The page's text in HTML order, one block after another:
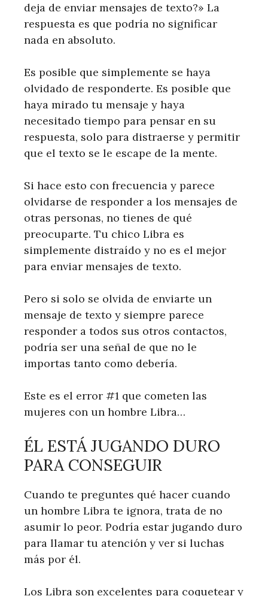
deja de enviar mensajes de texto?» La
respuesta es que podría no significar
nada en absoluto.
Es posible que simplemente se haya
olvidado de responderte. Es posible que
haya mirado tu mensaje y haya
necesitado tiempo para pensar en su
respuesta, solo para distraerse y permitir
que el texto se le escape de la mente.
Si hace esto con frecuencia y parece
olvidarse de responder a los mensajes de
otras personas, no tienes de qué
preocuparte. Tu chico Libra es
simplemente distraído y no es el mejor
para enviar mensajes de texto.
Pero si solo se olvida de enviarte un
mensaje de texto y siempre parece
responder a todos sus otros contactos,
podría ser una señal de que no le
importas tanto como debería.
Este es el error #1 que cometen las
mujeres con un hombre Libra…
ÉL ESTÁ JUGANDO DURO
PARA CONSEGUIR
Cuando te preguntes qué hacer cuando
un hombre Libra te ignora, trata de no
asumir lo peor. Podría estar jugando duro
para llamar tu atención y ver si luchas
más por él.
Los Libra son excelentes para coquetear y